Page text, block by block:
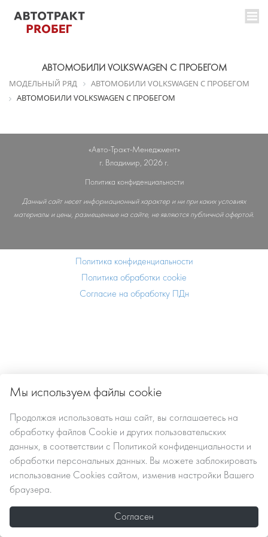
АВТОМОБИЛИ VOLKSWAGEN C ПРОБЕГОМ
МОДЕЛЬНЫЙ РЯД
АВТОМОБИЛИ VOLKSWAGEN C ПРОБЕГОМ
АВТОМОБИЛИ VOLKSWAGEN C ПРОБЕГОМ
«Авто-Тракт-Менеджмент»
г. Владимир, 2026 г.
Политика конфиденциальности
Данный сайт несет информационный характер и ни при каких условиях
материалы и цены, размещенные на сайте, не являются публичной офертой.
Политика конфиденциальности
Политика обработки cookie
Согласие на обработку ПДн
Мы используем файлы cookie
Продолжая использовать наш сайт, вы соглашаетесь на
обработку файлов Сookie и других пользовательских
данных, в соответствии с
Политикой конфиденциальности и
обработки персональных данных. Вы можете заблокировать
использование Cookies сайтом, изменив настройки Вашего
браузера.
Согласен